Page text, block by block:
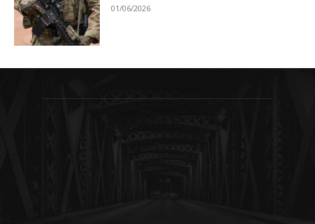
01/06/2026